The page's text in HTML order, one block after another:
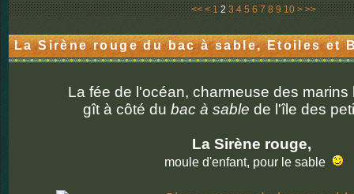
<< < 1 2 3 4 5 6 7 8 9 1020
> >>
La Sirène rouge du bac à sable, Etoiles et
La fée de l'océan, charmeuse des marins
gît à côté du bac à sable de l'île des
La Sirène rouge,
moule d'enfant, pour le sable